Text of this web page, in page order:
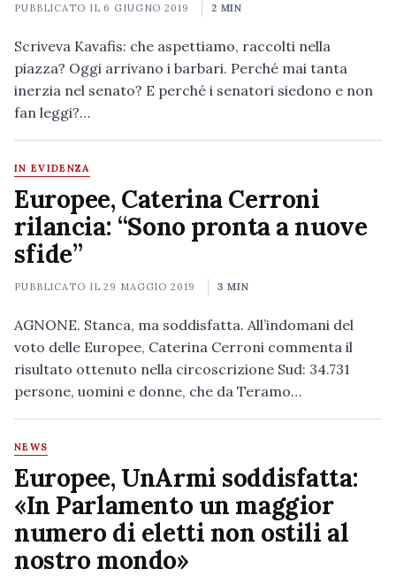
PUBBLICATO IL 6 GIUGNO 2019 2 MIN
Scriveva Kavafis: che aspettiamo, raccolti nella
piazza? Oggi arrivano i barbari. Perché mai tanta
inerzia nel senato? E perché i senatori siedono e non
fan leggi?…
IN EVIDENZA
Europee, Caterina Cerroni
rilancia: “Sono pronta a nuove
sfide”
PUBBLICATO IL29 MAGGIO 2019 3 MIN
AGNONE. Stanca, ma soddisfatta. All’indomani del
voto delle Europee, Caterina Cerroni commenta il
risultato ottenuto nella circoscrizione Sud: 34.731
persone, uomini e donne, che da Teramo…
NEWS
Europee, UnArmi soddisfatta:
«In Parlamento un maggior
numero di eletti non ostili al
nostro mondo»